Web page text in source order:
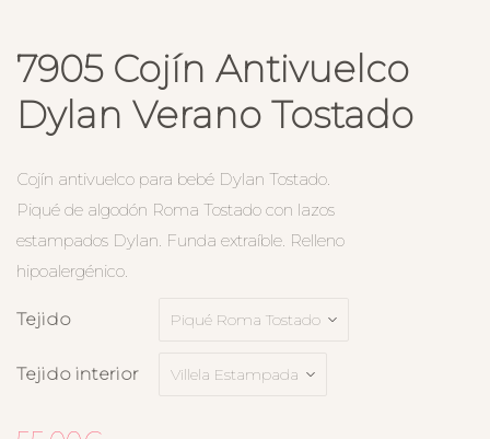
7905 Cojín Antivuelco
Dylan Verano Tostado
Cojín antivuelco para bebé Dylan Tostado.
Piqué de algodón Roma Tostado con lazos
estampados Dylan. Funda extraíble. Relleno
hipoalergénico.
Tejido
Tejido interior